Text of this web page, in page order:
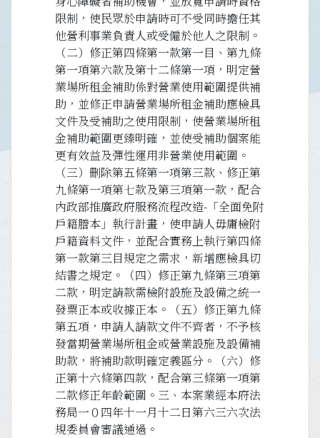
限制，使民眾於申請時可不受同時擔任其
他營利事業負責人或受僱於他人之限制。
（二）修正第四條第一款第一目、第九條
第一項第六款及第十二條第一項，明定營
業場所租金補助係對營業使用範圍提供補
助，並修正申請營業場所租金補助應檢具
文件及受補助之使用限制，使營業場所租
金補助範圍更臻明確，並使受補助個案能
更有效益及彈性運用非營業使用範圍。
（三）刪除第五條第一項第三款、修正第
九條第一項第七款及第三項第一款，配合
內政部推廣政府服務流程改造-「全面免附
戶籍謄本」執行計畫，使申請人毋庸檢附
戶籍資料文件，並配合實務上執行第四條
第一款第三目規定之需求，新增應檢具切
結書之規定。（四）修正第九條第三項第
二款，明定請款需檢附設施及設備之統一
發票正本或收據正本。（五）修正第九條
第五項，申請人請款文件不齊者，不予核
發當期營業場所租金或營業設施及設備補
助款，將補助款明確定義區分。（六）修
正第十六條第四款，配合第三條第一項第
二款修正年齡範圍。三、本案業經本府法
務局一０四年十一月十二日第六三六次法
規委員會審議通過。